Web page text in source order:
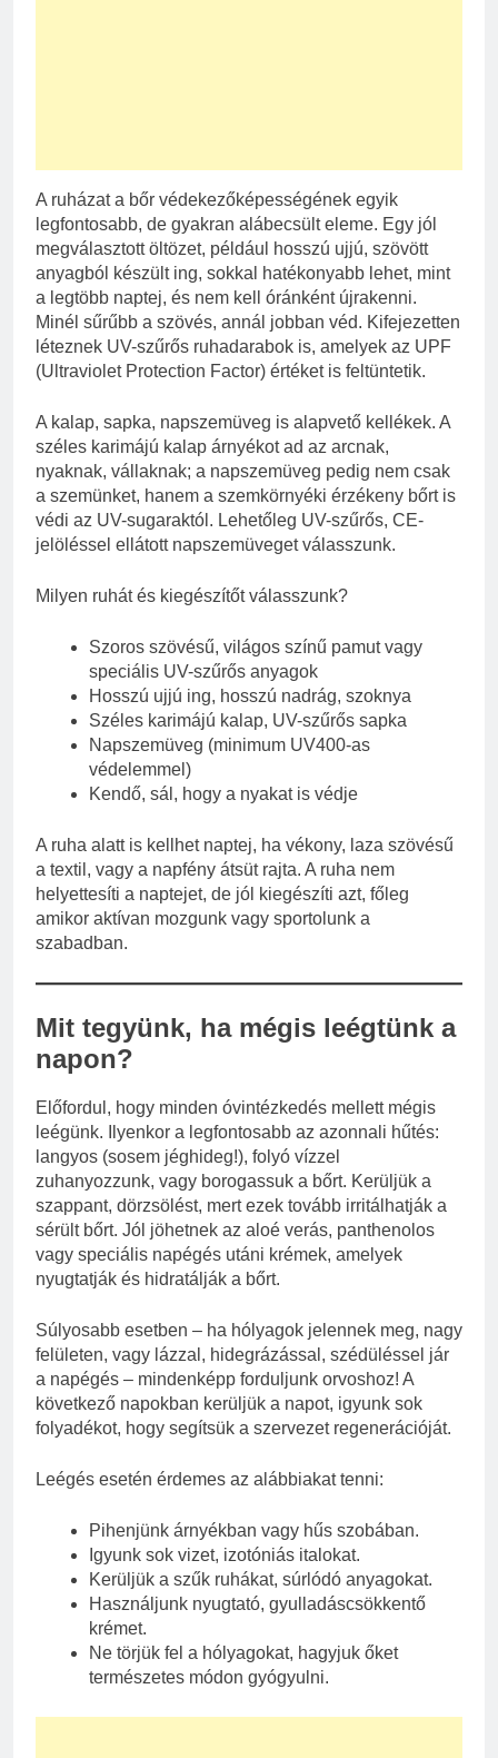
A ruházat a bőr védekezőképességének egyik
legfontosabb, de gyakran alábecsült eleme. Egy jól
megválasztott öltözet, például hosszú ujjú, szövött
anyagból készült ing, sokkal hatékonyabb lehet, mint
a legtöbb naptej, és nem kell óránként újrakenni.
Minél sűrűbb a szövés, annál jobban véd. Kifejezetten
léteznek UV-szűrős ruhadarabok is, amelyek az UPF
(Ultraviolet Protection Factor) értéket is feltüntetik.
A kalap, sapka, napszemüveg is alapvető kellékek. A
széles karimájú kalap árnyékot ad az arcnak,
nyaknak, vállaknak; a napszemüveg pedig nem csak
a szemünket, hanem a szemkörnyéki érzékeny bőrt is
védi az UV-sugaraktól. Lehetőleg UV-szűrős, CE-
jelöléssel ellátott napszemüveget válasszunk.
Milyen ruhát és kiegészítőt válasszunk?
Szoros szövésű, világos színű pamut vagy
speciális UV-szűrős anyagok
Hosszú ujjú ing, hosszú nadrág, szoknya
Széles karimájú kalap, UV-szűrős sapka
Napszemüveg (minimum UV400-as
védelemmel)
Kendő, sál, hogy a nyakat is védje
A ruha alatt is kellhet naptej, ha vékony, laza szövésű
a textil, vagy a napfény átsüt rajta. A ruha nem
helyettesíti a naptejet, de jól kiegészíti azt, főleg
amikor aktívan mozgunk vagy sportolunk a
szabadban.
Mit tegyünk, ha mégis leégtünk a
napon?
Előfordul, hogy minden óvintézkedés mellett mégis
leégünk. Ilyenkor a legfontosabb az azonnali hűtés:
langyos (sosem jéghideg!), folyó vízzel
zuhanyozzunk, vagy borogassuk a bőrt. Kerüljük a
szappant, dörzsölést, mert ezek tovább irritálhatják a
sérült bőrt. Jól jöhetnek az aloé verás, panthenolos
vagy speciális napégés utáni krémek, amelyek
nyugtatják és hidratálják a bőrt.
Súlyosabb esetben – ha hólyagok jelennek meg, nagy
felületen, vagy lázzal, hidegrázással, szédüléssel jár
a napégés – mindenképp forduljunk orvoshoz! A
következő napokban kerüljük a napot, igyunk sok
folyadékot, hogy segítsük a szervezet regenerációját.
Leégés esetén érdemes az alábbiakat tenni:
Pihenjünk árnyékban vagy hűs szobában.
Igyunk sok vizet, izotóniás italokat.
Kerüljük a szűk ruhákat, súrlódó anyagokat.
Használjunk nyugtató, gyulladáscsökkentő
krémet.
Ne törjük fel a hólyagokat, hagyjuk őket
természetes módon gyógyulni.